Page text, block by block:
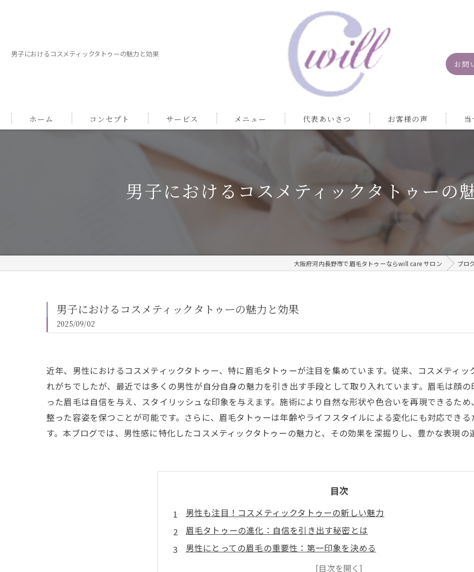
男子におけるコスメティックタトゥーの魅力と効果
お問
ホーム コンセプト サービス メニュー 代表あいさつ お客様の声
MRI
自然
サロン
男子におけるコスメティックタトゥーの
大阪府河内長野市で眉毛タトゥーならwill care サロン ブロ
男子におけるコスメティックタトゥーの魅力と効果
2025/09/02
近年、男性におけるコスメティックタトゥー、特に眉毛タトゥーが注目を集めています。従来、コスメティ
れがちでしたが、最近では多くの男性が自分自身の魅力を引き出す手段として取り入れています。眉毛は顔
った眉毛は自信を与え、スタイリッシュな印象を与えます。施術により自然な形状や色合いを再現できるた
整った容姿を保つことが可能です。さらに、眉毛タトゥーは年齢やライフスタイルによる変化にも対応でき
す。本ブログでは、男性感に特化したコスメティックタトゥーの魅力と、その効果を深掘りし、豊かな表現の
目次
男性も注目！コスメティックタトゥーの新しい魅力
眉毛タトゥーの進化：自信を引き出す秘密とは
男性にとっての眉毛の重要性：第一印象を決める
施術の実際：コスメティックタトゥーで得られるスタイリッシュなライフ